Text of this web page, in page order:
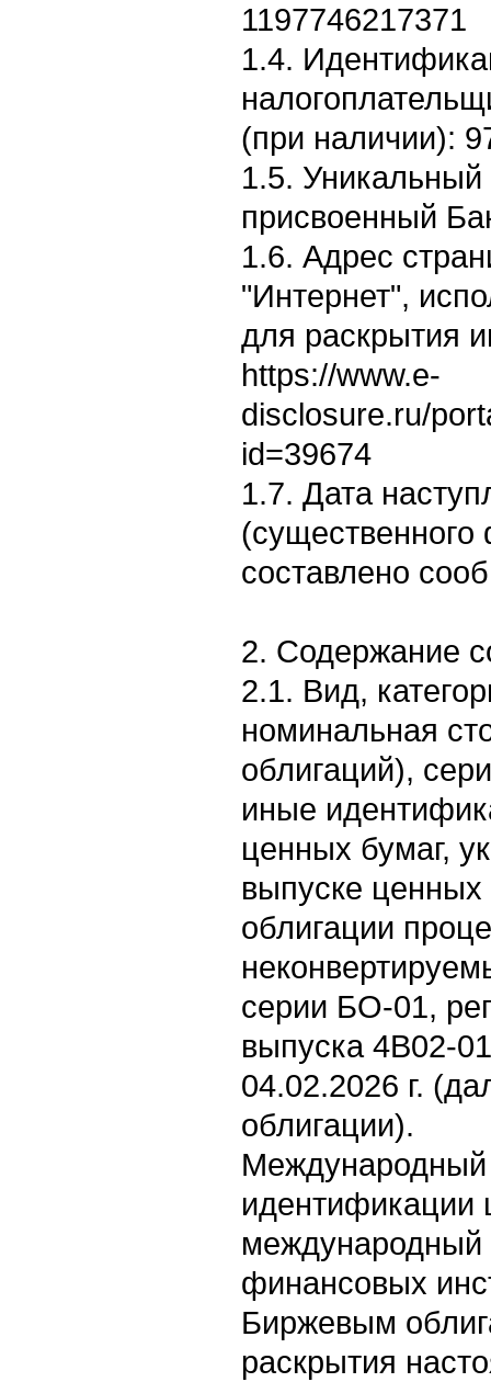
1197746217371
1.4.
(при наличии):
1.5. Уникальный
присвоенный
1.6. Адрес
"Интернет",
для раскрытия
https://www.e-
disclosure.ru/
id=39674
1.7. Дата
(существенного
составлено
2. Содержание
2.1. Вид,
номинальная
облигаций),
иные
ценных бумаг,
выпуске
облигации
серии БО-01,
выпуска 4B02-
04.02.2026 г.
облигации).
идентификации
международный
финансовых
Биржевым
раскрытия